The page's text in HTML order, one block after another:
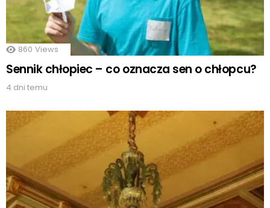
860 Views
Sennik chłopiec – co oznacza sen o chłopcu?
4 dni temu